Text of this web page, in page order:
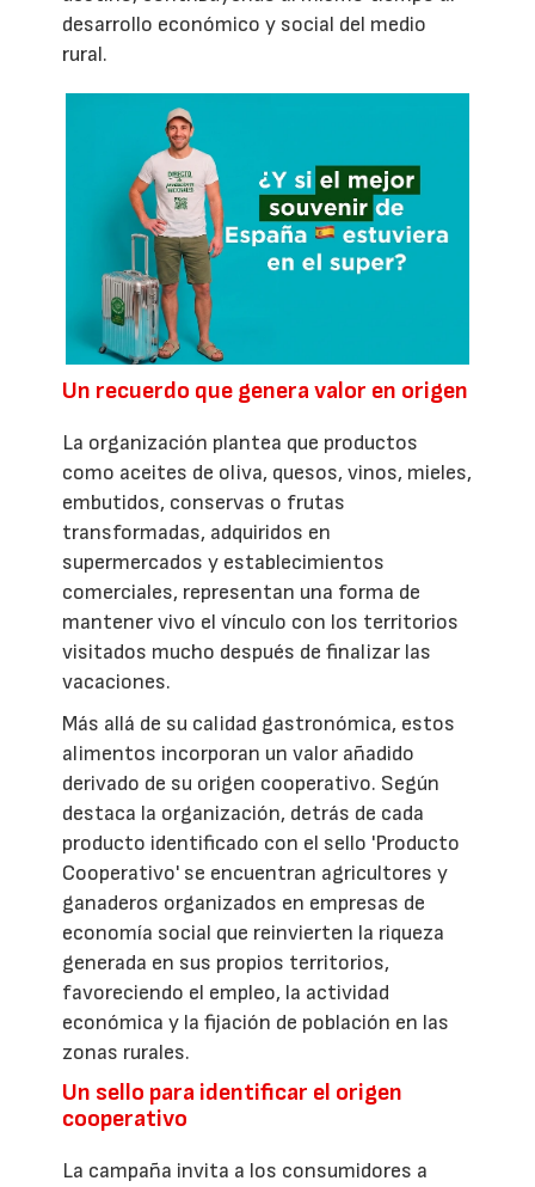
desarrollo económico y social del medio
rural.
Un recuerdo que genera valor en origen
La organización plantea que productos
como aceites de oliva, quesos, vinos, mieles,
embutidos, conservas o frutas
transformadas, adquiridos en
supermercados y establecimientos
comerciales, representan una forma de
mantener vivo el vínculo con los territorios
visitados mucho después de finalizar las
vacaciones.
Más allá de su calidad gastronómica, estos
alimentos incorporan un valor añadido
derivado de su origen cooperativo. Según
destaca la organización, detrás de cada
producto identificado con el sello 'Producto
Cooperativo' se encuentran agricultores y
ganaderos organizados en empresas de
economía social que reinvierten la riqueza
generada en sus propios territorios,
favoreciendo el empleo, la actividad
económica y la fijación de población en las
zonas rurales.
Un sello para identificar el origen
cooperativo
La campaña invita a los consumidores a